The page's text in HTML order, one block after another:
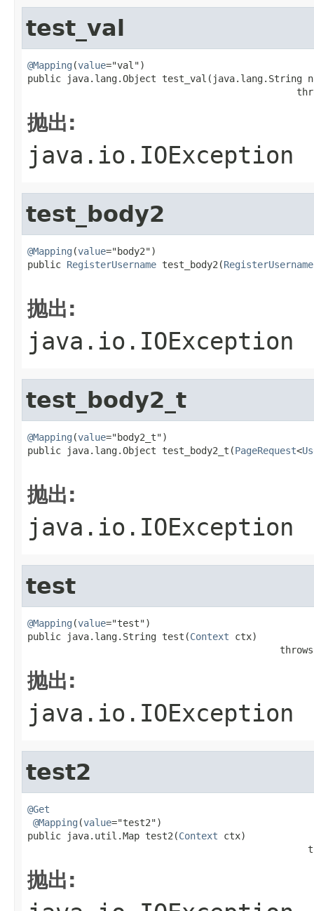
test_val
@Mapping (value="val")
public java.lang.Object test_val(java.lang.String
抛出:
java.io.IOException
test_body2
@Mapping (value="body2")
public RegisterUsername test_body2(RegisterUsername
抛出:
java.io.IOException
test_body2_t
@Mapping (value="body2_t")
public java.lang.Object test_body2_t(PageRequest<
抛出:
java.io.IOException
test
@Mapping (value="test")
public java.lang.String test(Context ctx)
抛出:
java.io.IOException
test2
@Get
@Mapping (value="test2")
public java.util.Map test2(Context ctx)
抛出: